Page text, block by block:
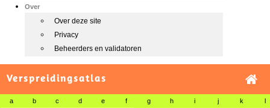
Over
Over deze site
Privacy
Beheerders en validatoren
Verspreidingsatlas
a b c d e f g h i j k l